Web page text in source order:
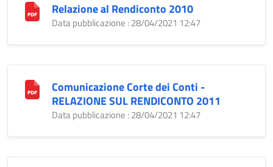
Relazione al Rendiconto 2010
Data pubblicazione : 28/04/2021 12:47
Comunicazione Corte dei Conti -
RELAZIONE SUL RENDICONTO 2011
Data pubblicazione : 28/04/2021 12:47